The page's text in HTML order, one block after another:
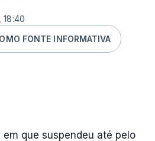
18:40
FONTE INFORMATIVA
que suspendeu até pelo